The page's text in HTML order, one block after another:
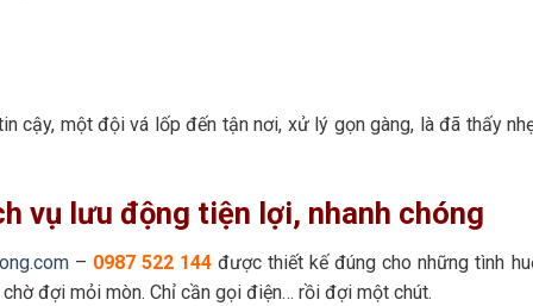
cậy, một đội vá lốp đến tận nơi, xử lý gọn gàng, là đã thấy
vụ lưu động tiện lợi, nhanh chóng
– 0987 522 144được thiết kế đúng cho những tình
đợi mỏi mòn. Chỉ cần gọi điện… rồi đợi một chút.